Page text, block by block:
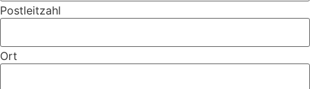
Postleitzahl
Ort